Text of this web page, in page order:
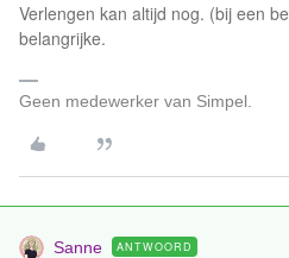
Verlengen kan altijd nog. (bij een
belangrijke.
Geen medewerker van Simpel.
Sanne ANTWOORD